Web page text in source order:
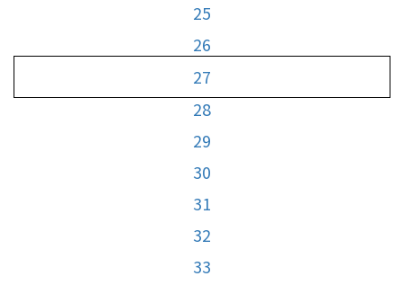
25
26
27
28
29
30
31
32
33